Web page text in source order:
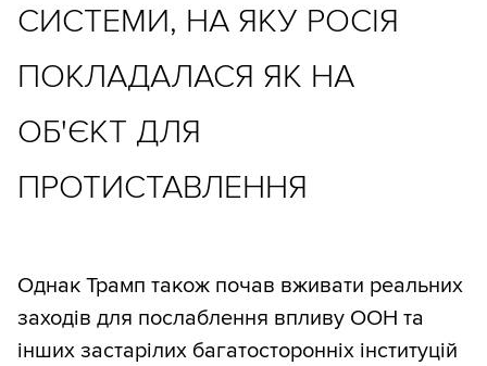
СИСТЕМИ, НА ЯКУ РОСІЯ
ПОКЛАДАЛАСЯ ЯК НА
ОБ'ЄКТ ДЛЯ
ПРОТИСТАВЛЕННЯ
Однак Трамп також почав вживати реальних
заходів для послаблення впливу ООН та
інших застарілих багатосторонніх інституцій